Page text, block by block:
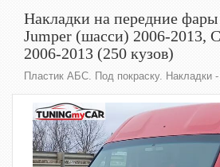
Накладки на передние
Jumper (шасси) 2006-2013,
2006-2013 (250 кузов)
Пластик АБС. Под покраску. Накладки